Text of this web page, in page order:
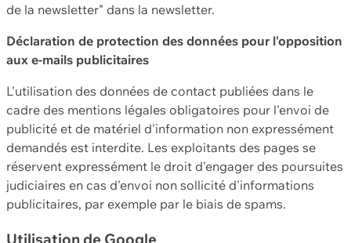
de la newsletter" dans la newsletter.
Déclaration de protection des données pour l'opposition
aux e-mails publicitaires
L'utilisation des données de contact publiées dans le
cadre des mentions légales obligatoires pour l'envoi de
publicité et de matériel d'information non expressément
demandés est interdite. Les exploitants des pages se
réservent expressément le droit d'engager des poursuites
judiciaires en cas d'envoi non sollicité d'informations
publicitaires, par exemple par le biais de spams.
Utilisation de Google